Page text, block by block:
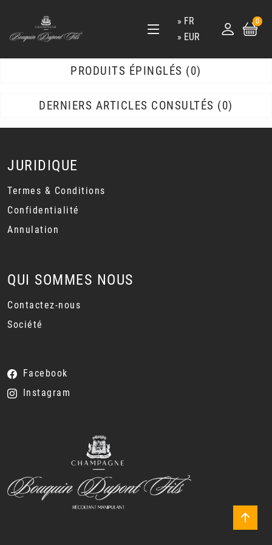
FR
EUR
0
PRODUITS ÉPINGLÉS 0
DERNIERS ARTICLES CONSULTÉS 0
JURIDIQUE
Termes & Conditions
Confidentialité
Annulation
QUI SOMMES NOUS
Contactez-nous
Société
Facebook
Instagram